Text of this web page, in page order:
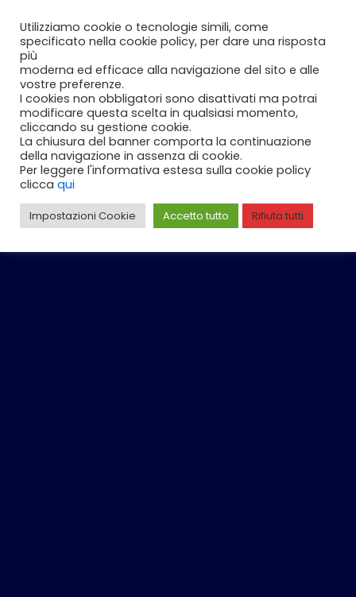
contenuto
Utilizziamo cookie o tecnologie simili, come
specificato nella cookie policy, per dare una risposta
più
moderna ed efficace alla navigazione del sito e alle
vostre preferenze.
I cookies non obbligatori sono disattivati ma potrai
modificare questa scelta in qualsiasi momento,
cliccando su gestione cookie.
La chiusura del banner comporta la continuazione
della navigazione in assenza di cookie.
Per leggere l'informativa estesa sulla cookie policy
clicca qui
Impostazioni Cookie Accetto tutto Rifiuta tutti